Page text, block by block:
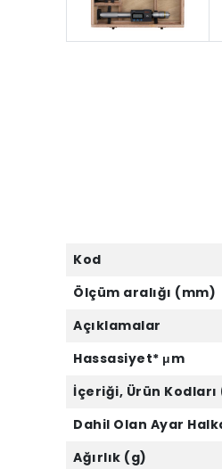
Kod
Ölçüm aralığı (mm)
Açıklamalar
Hassasiyet* μm
İçeriği, Ürün
Dahil Olan Ayar
Ağırlık (g)